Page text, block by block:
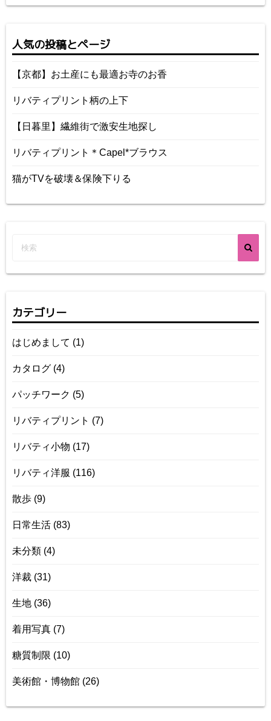
人気の投稿とページ
【京都】お土産にも最適お寺のお香
リバティプリント柄の上下
【日暮里】繊維街で激安生地探し
リバティプリント＊Capel*ブラウス
猫がTVを破壊＆保険下りる
カテゴリー
はじめまして (1)
カタログ (4)
パッチワーク (5)
リバティプリント (7)
リバティ小物 (17)
リバティ洋服 (116)
散歩 (9)
日常生活 (83)
未分類 (4)
洋裁 (31)
生地 (36)
着用写真 (7)
糖質制限 (10)
美術館・博物館 (26)